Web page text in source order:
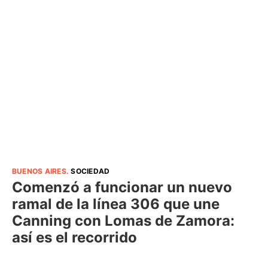
BUENOS AIRES.SOCIEDAD
Comenzó a funcionar un nuevo
ramal de la línea 306 que une
Canning con Lomas de Zamora:
así es el recorrido